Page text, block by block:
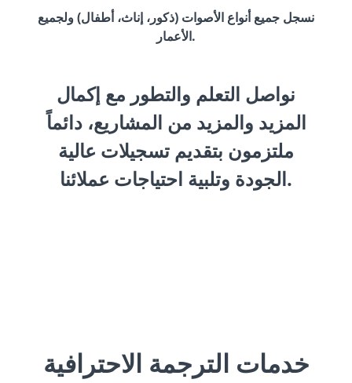
نسجل جميع أنواع الأصوات (ذكور، إناث، أطفال) ولجميع
الأعمار.
نواصل التعلم والتطور مع إكمال
المزيد والمزيد من المشاريع، دائماً
ملتزمون بتقديم تسجيلات عالية
الجودة وتلبية احتياجات عملائنا.
خدمات الترجمة الاحترافية